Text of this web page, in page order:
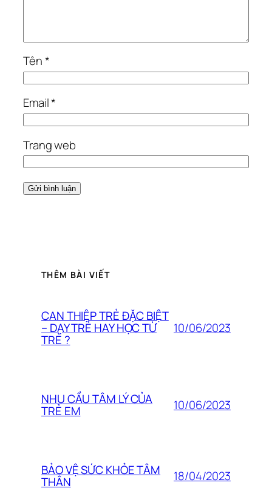
Tên*
Email*
Trang web
THÊM BÀI VIẾT
CAN THIỆP TRẺ ĐẶC BIỆT
– DẠY TRẺ HAY HỌC TỪ
TRẺ ?
10/06/2023
NHU CẦU TÂM LÝ CỦA
TRẺ EM 10/06/2023
BẢO VỆ SỨC KHỎE TÂM
THÂN 18/04/2023